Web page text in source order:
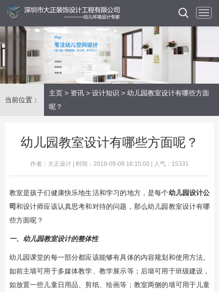
当前位置：
主页 > 资讯 > 设计知识 > 幼儿园教室设计有哪些方面
呢？
幼儿园教室设计有哪些方面呢？
作者：大正设计 | 时间：2019-09-09 16:15:00 | 人气：15331
教室是孩子们健康快乐地生活和学习的地方，是每个幼儿园设计公
司和设计师应该认真思考和对待的问题，那么幼儿园教室设计有哪
些方面呢？
一、幼儿园教室设计的整体性
幼儿园课堂的每一部分都应该能够有具体的内容规划和使用方法。
如前主墙可用于多媒体教学、教学展示等；后墙可用于班级建设，
如放置一些儿童日用品、剪纸、绘画等；教室两侧的墙可用于儿童